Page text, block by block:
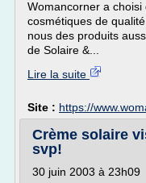
Womancorner a
cosmétiques de
nous des produits
de Solaire &...
Lire la suite
Site : https://
Crème solaire
svp!
30 juin 2003 à 23h09